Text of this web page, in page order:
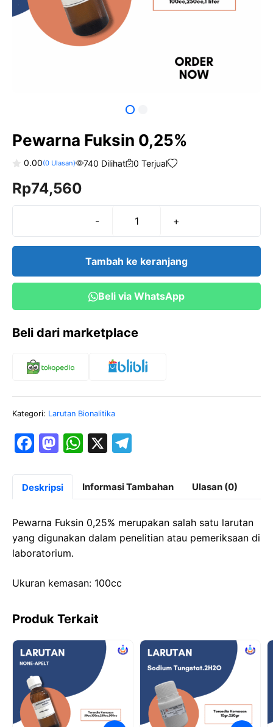
Pewarna Fuksin 0,25%
o
u
0.00(0Ulasan) 740 Dilihat 0 Terjual
Rp74,560
-
Kuantitas
Fuksin
+
Tambah ke keranjang
Beli via WhatsApp
Beli dari marketplace
Kategori: Larutan Bionalitika
F
c
b
o
o
k
M
st
d
o
n
W
at
s
A
p
X
e
gr
a
m
Deskripsi Informasi Tambahan Ulasan (0)
Pewarna Fuksin 0,25% merupakan salah satu larutan
yang digunakan dalam penelitian atau pemeriksaan di
laboratorium.
Ukuran kemasan: 100cc
Produk Terkait